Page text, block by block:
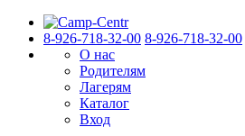
8-926-718-32-00 8-926-718-32-00
О нас
Родителям
Лагерям
Каталог
Вход